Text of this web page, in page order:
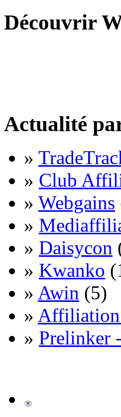
Découvrir
Actualité
»
» Club
» Webgains
»
» Daisycon
» Kwanko
» Awin (5)
»
» Prelinker